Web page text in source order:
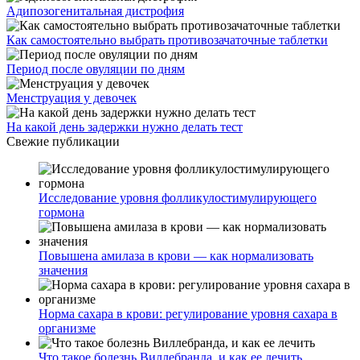
Адипозогенитальная дистрофия
Как самостоятельно выбрать противозачаточные таблетки
Период после овуляции по дням
Менструация у девочек
На какой день задержки нужно делать тест
Свежие публикации
Исследование уровня фолликулостимулирующего
гормона
Повышена амилаза в крови — как нормализовать
значения
Норма сахара в крови: регулирование уровня сахара в
организме
Что такое болезнь Виллебранда, и как ее лечить